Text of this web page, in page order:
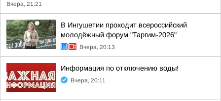
Вчера, 21:21
В Ингушетии проходит всероссийский
молодёжный форум "Таргим-2026"
Вчера, 20:13
Информация по отключению воды!
Вчера, 20:11